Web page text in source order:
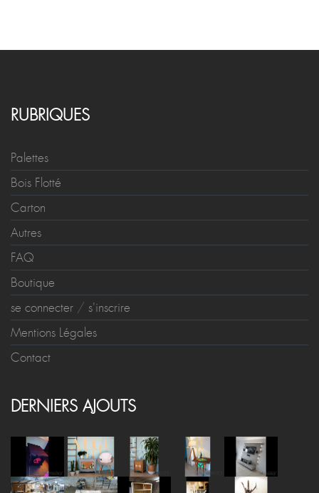
RUBRIQUES
Palettes
Bois Flotté
Carton
Autres
FAQ
Boutique
se connecter / s'inscrire
Mentions Légales
Contact
DERNIERS AJOUTS